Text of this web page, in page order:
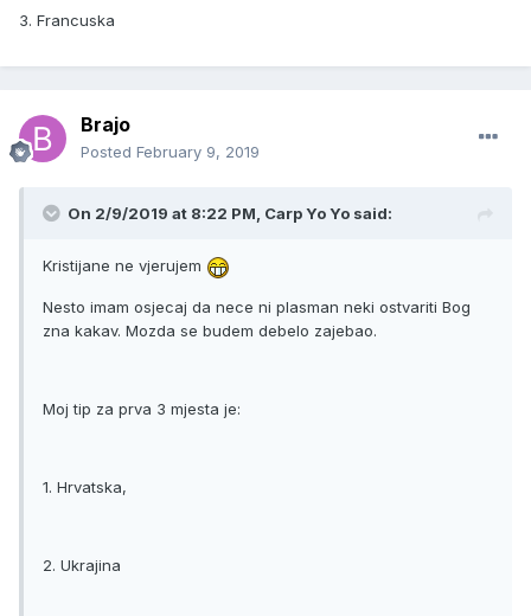
3. Francuska
Brajo
Posted February 9, 2019
On 2/9/2019 at 8:22 PM, Carp Yo Yo said:
Kristijane ne vjerujem
Nesto imam osjecaj da nece ni plasman neki ostvariti Bog
zna kakav. Mozda se budem debelo zajebao.
Moj tip za prva 3 mjesta je:
1. Hrvatska,
2. Ukrajina